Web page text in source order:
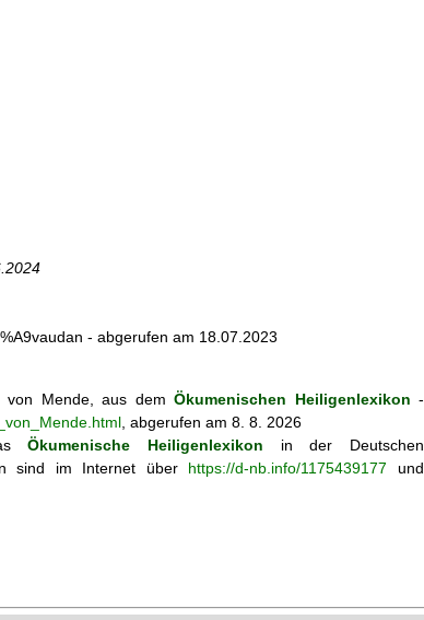
- abgerufen am 18.07.2023
von Mende, aus dem Ökumenischen Heiligenlexikon -
, abgerufen am 8. 8. 2026
Ökumenische Heiligenlexikon in der Deutschen
sind im Internet über https://d-nb.info/1175439177 und